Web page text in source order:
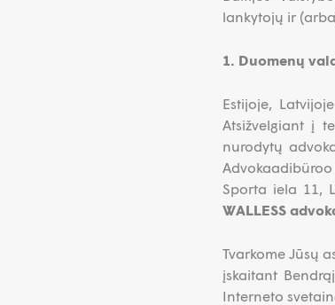
lankytojų ir
1. Duomenų
Estijoje,
Atsižvelgiant į
nurodytų
Sporta iela 11,
WALLESS
Tvarkome Jūsų
įskaitant
Interneto